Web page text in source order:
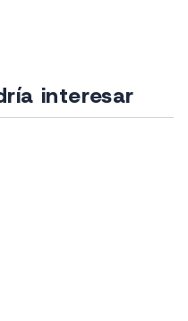
interesar